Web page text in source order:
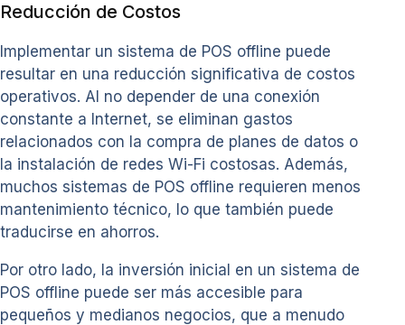
Reducción de Costos
Implementar un sistema de POS offline puede
resultar en una reducción significativa de costos
operativos. Al no depender de una conexión
constante a Internet, se eliminan gastos
relacionados con la compra de planes de datos o
la instalación de redes Wi-Fi costosas. Además,
muchos sistemas de POS offline requieren menos
mantenimiento técnico, lo que también puede
traducirse en ahorros.
Por otro lado, la inversión inicial en un sistema de
POS offline puede ser más accesible para
pequeños y medianos negocios, que a menudo